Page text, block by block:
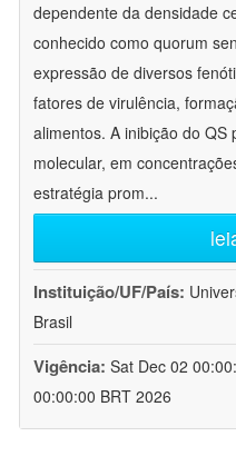
dependente da densidade
conhecido como quorum
expressão de diversos
fatores de virulência,
alimentos. A inibição do QS
molecular, em
estratégia prom...
Instituição/UF/País:
Brasil
Vigência: Sat Dec 02
00:00:00 BRT 2026